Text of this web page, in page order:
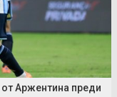
Аржентина преди